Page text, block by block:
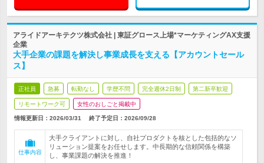
アライドアーキテクツ株式会社 | 東証グロース上場*マーケティングAX支援
企業
大手企業の課題を解決し事業成長を支える【アカウントセール
ス】
正社員 急募 転勤なし 学歴不問 完全週休2日制 第二新卒歓迎
リモートワーク可 女性のおしごと掲載中
情報更新日：2026/03/31 終了予定日： 2026/09/28
仕事内容
大手クライアントに対し、自社プロダクトを核とした包括的なソ
リューション提案をお任せします。中長期的な信頼関係を構築
し、事業課題の解決を推進！